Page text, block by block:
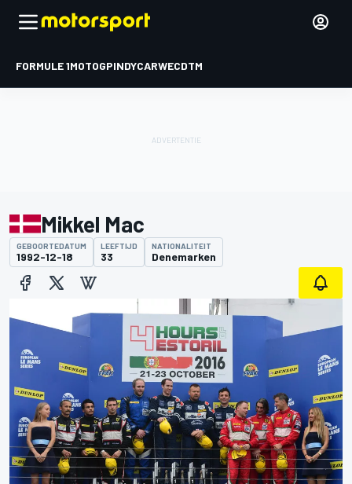
FORMULE 1MOTOGPINDYCARWECDTM
Mikkel Mac
GEBOORTEDATUM
1992-12-18
LEEFTIJD
33
NATIONALITEIT
Denemarken